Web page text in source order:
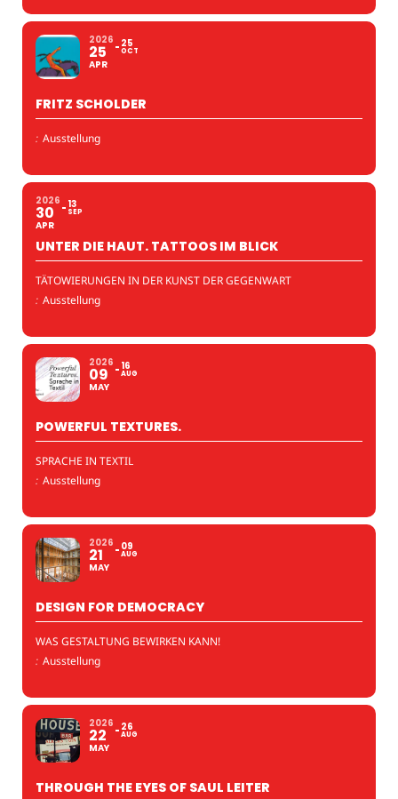
2026
25
APR
25
OCT
FRITZ SCHOLDER
: Ausstellung
2026
30
APR
13
SEP
UNTER DIE HAUT. TATTOOS IM BLICK
TÄTOWIERUNGEN IN DER KUNST DER GEGENWART
: Ausstellung
2026
09
MAY
16
AUG
POWERFUL TEXTURES.
SPRACHE IN TEXTIL
: Ausstellung
2026
21
MAY
09
AUG
DESIGN FOR DEMOCRACY
WAS GESTALTUNG BEWIRKEN KANN!
: Ausstellung
2026
22
MAY
26
AUG
THROUGH THE EYES OF SAUL LEITER